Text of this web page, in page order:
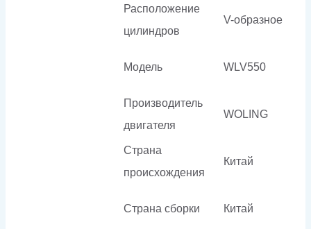
Расположение
цилиндров
V-образное
Модель WLV550
Производитель
двигателя
WOLING
Страна
происхождения
Китай
Страна сборки Китай